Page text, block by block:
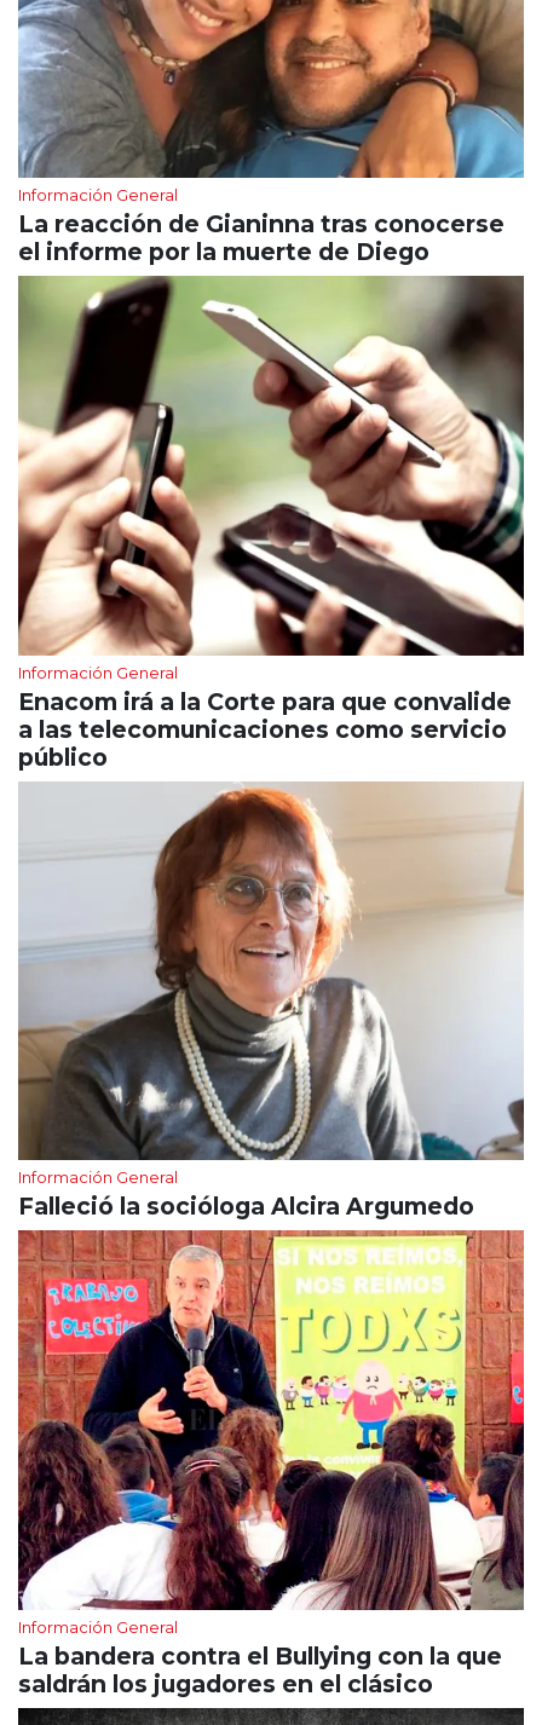
Información General
La reacción de Gianinna tras conocerse
el informe por la muerte de Diego
Información General
Enacom irá a la Corte para que convalide
a las telecomunicaciones como servicio
público
Información General
Falleció la socióloga Alcira Argumedo
Información General
La bandera contra el Bullying con la que
saldrán los jugadores en el clásico